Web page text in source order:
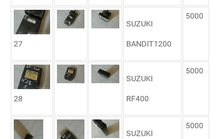
27
SUZUKI
BANDIT1200
5000
28
SUZUKI
RF400
5000
SUZUKI
5000